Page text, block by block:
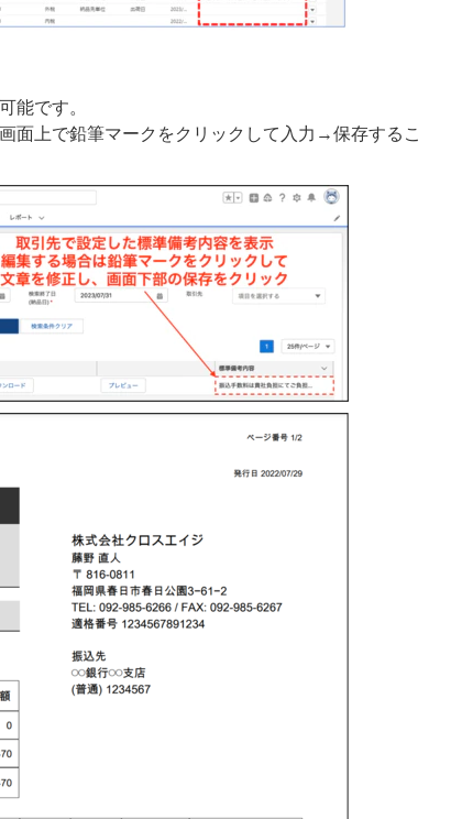
能です。
面上で鉛筆マークをクリックして入力→保存するこ